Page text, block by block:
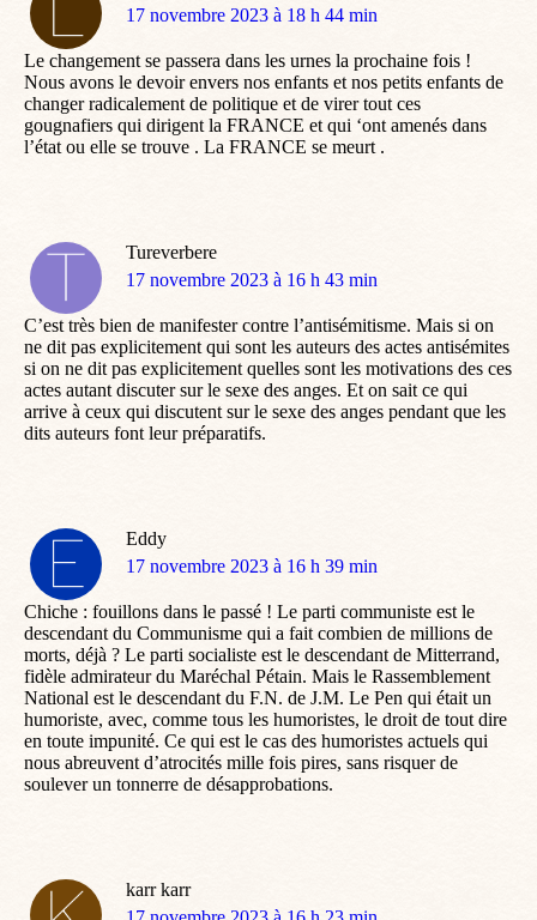
dit
17 novembre 2023 à 18 h 44 min
Le changement se passera dans les urnes la prochaine fois !
Nous avons le devoir envers nos enfants et nos petits enfants de
changer radicalement de politique et de virer tout ces
gougnafiers qui dirigent la FRANCE et qui ‘ont amenés dans
l’état ou elle se trouve . La FRANCE se meurt .
Tureverbere
dit
17 novembre 2023 à 16 h 43 min
C’est très bien de manifester contre l’antisémitisme. Mais si on
ne dit pas explicitement qui sont les auteurs des actes antisémites
si on ne dit pas explicitement quelles sont les motivations des ces
actes autant discuter sur le sexe des anges. Et on sait ce qui
arrive à ceux qui discutent sur le sexe des anges pendant que les
dits auteurs font leur préparatifs.
Eddy
dit
17 novembre 2023 à 16 h 39 min
Chiche : fouillons dans le passé ! Le parti communiste est le
descendant du Communisme qui a fait combien de millions de
morts, déjà ? Le parti socialiste est le descendant de Mitterrand,
fidèle admirateur du Maréchal Pétain. Mais le Rassemblement
National est le descendant du F.N. de J.M. Le Pen qui était un
humoriste, avec, comme tous les humoristes, le droit de tout dire
en toute impunité. Ce qui est le cas des humoristes actuels qui
nous abreuvent d’atrocités mille fois pires, sans risquer de
soulever un tonnerre de désapprobations.
karr karr